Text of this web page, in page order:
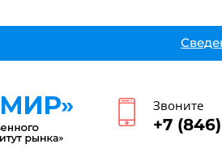
Звоните
+7